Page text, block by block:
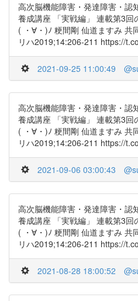
高次脳機能障害・発達障害・認
養成講座 「実戦編」 連載第3回
( ・∀・)ﾉ 粳間剛 仙道ますみ 共
リハ2019;14:206-211 https://
2021-09-25 11:00:49
高次脳機能障害・発達障害・認
養成講座 「実戦編」 連載第3回
( ・∀・)ﾉ 粳間剛 仙道ますみ 共
リハ2019;14:206-211 https://
2021-09-06 03:00:43
高次脳機能障害・発達障害・認
養成講座 「実戦編」 連載第3回
( ・∀・)ﾉ 粳間剛 仙道ますみ 共
リハ2019;14:206-211 https://
2021-08-28 18:00:52